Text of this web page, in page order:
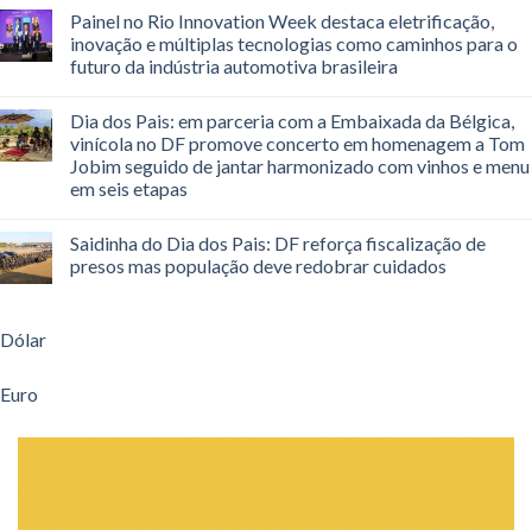
Painel no Rio Innovation Week destaca eletrificação,
inovação e múltiplas tecnologias como caminhos para o
futuro da indústria automotiva brasileira
Dia dos Pais: em parceria com a Embaixada da Bélgica,
vinícola no DF promove concerto em homenagem a Tom
Jobim seguido de jantar harmonizado com vinhos e menu
em seis etapas
Saidinha do Dia dos Pais: DF reforça fiscalização de
presos mas população deve redobrar cuidados
Dólar
Euro